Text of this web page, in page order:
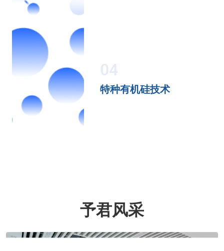
04
特种有机硅技术
予君风采